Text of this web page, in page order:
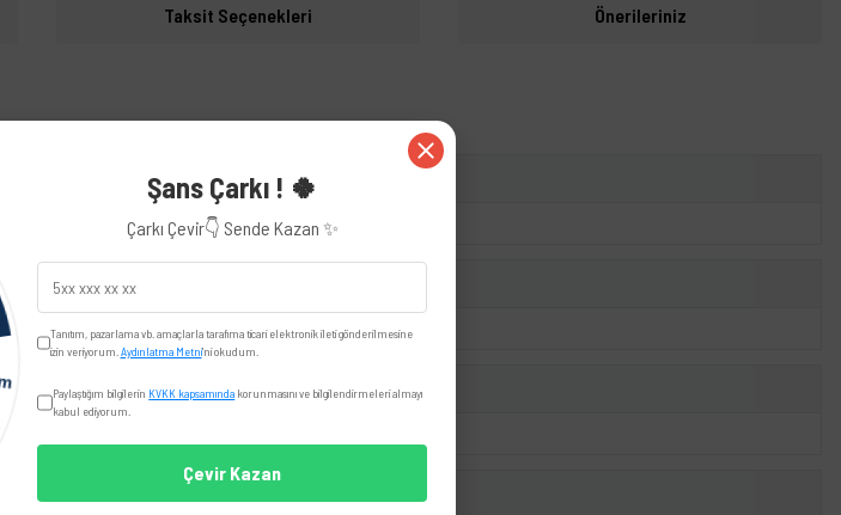
Taksit Seçenekleri Önerileriniz
Seat
Ibiza
Skoda
Volkswagen
Şans Çarkı ! 🍀
Çarkı Çevir👇 Sende Kazan ✨
Tanıtım, pazarlama vb. amaçlarla tarafıma ticari elektronik ileti gönderilmesine
izin veriyorum. Aydınlatma Metni'ni okudum.
Paylaştığım bilgilerin KVKK kapsamında korunmasını ve bilgilendirmeleri almayı
kabul ediyorum.
Çevir Kazan